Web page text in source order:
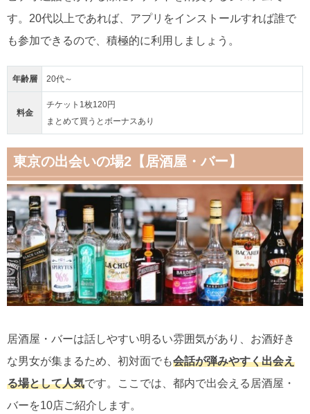
す。20代以上であれば、アプリをインストールすれば誰で
も参加できるので、積極的に利用しましょう。
年齢層 20代～
料金
チケット1枚120円
まとめて買うとボーナスあり
東京の出会いの場2【居酒屋・バー】
居酒屋・バーは話しやすい明るい雰囲気があり、お酒好き
な男女が集まるため、初対面でも会話が弾みやすく出会え
る場として人気です。ここでは、都内で出会える居酒屋・
バーを10店ご紹介します。